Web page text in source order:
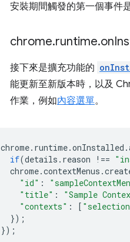
安裝期間觸發的第一個事件
chrome.runtime.on
接下來是擴充功能的
能更新至新版本時，以及
作業，例如內容選單。
chrome. runtime.onInstalled .
if(details . reason !==
chrome.contextMenus .
"id" :
"title" : "Sample
"contexts" : [
});
});